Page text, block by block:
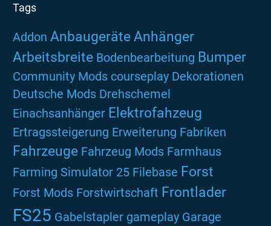
Tags
Addon AnbaugeräteAnhänger
Arbeitsbreite Bodenbearbeitung Bumper
Community Mods courseplay Dekorationen
Deutsche Mods Drehschemel
Einachsanhänger Elektrofahzeug
Ertragssteigerung Erweiterung Fabriken
Fahrzeuge Fahrzeug Mods Farmhaus
Farming Simulator 25 Filebase Forst
Forst Mods Forstwirtschaft Frontlader
FS25 Gabelstapler gameplay Garage